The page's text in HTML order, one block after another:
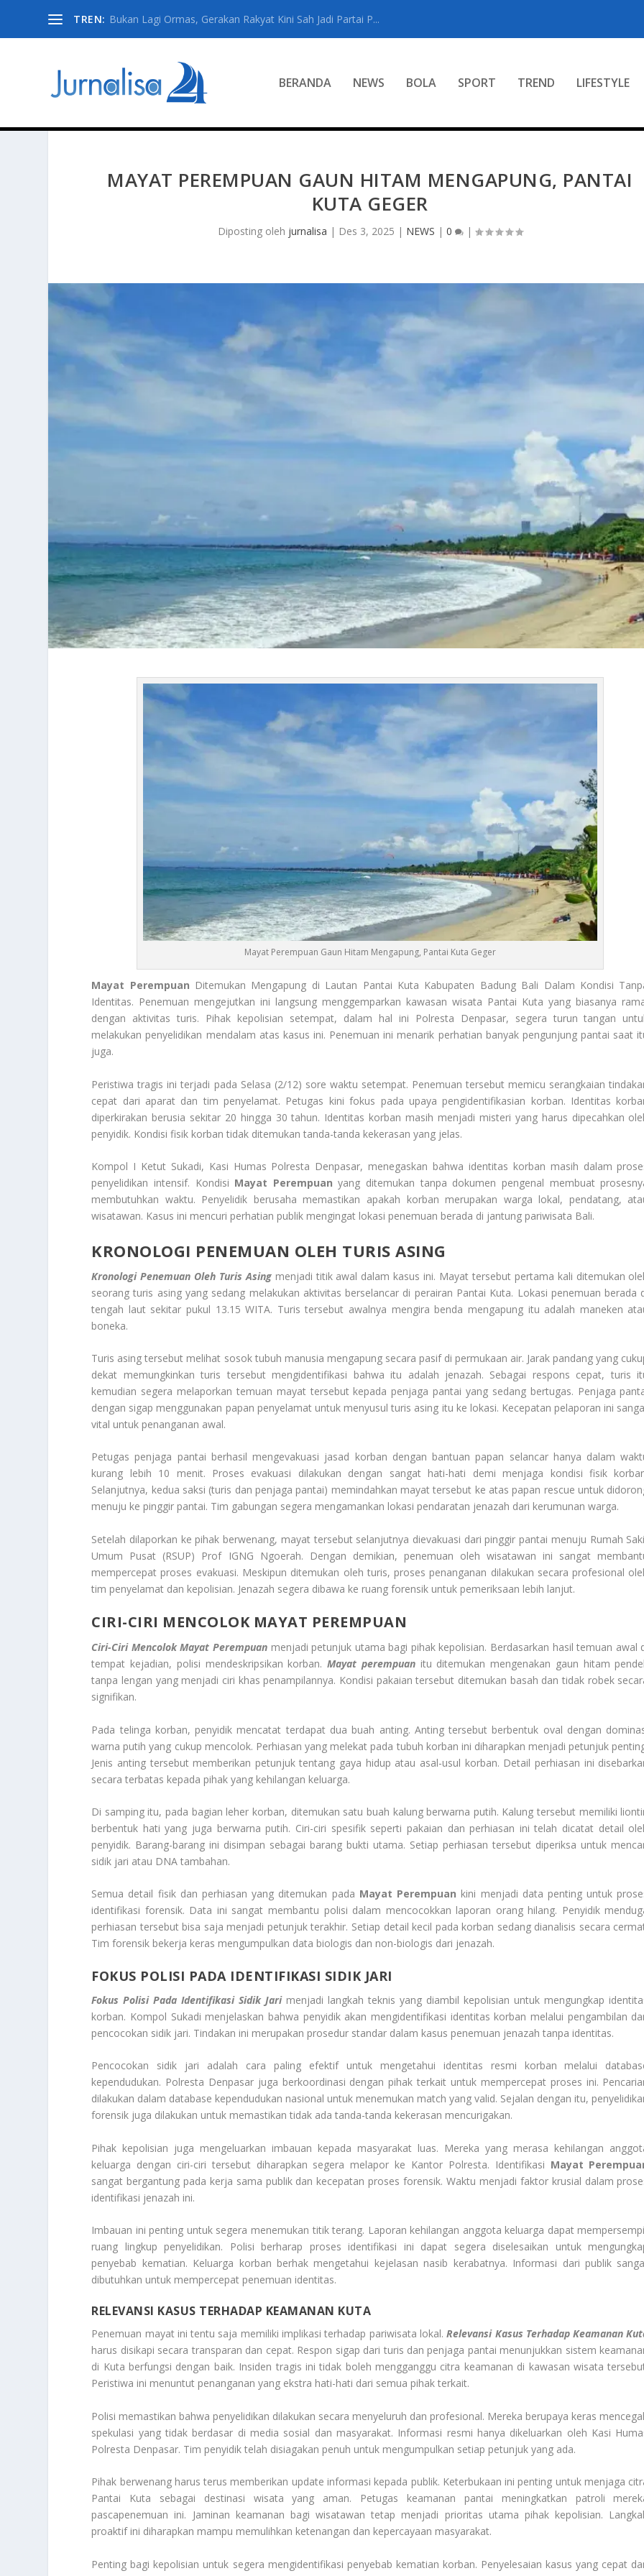
TREN: Bukan Lagi Ormas, Gerakan Rakyat Kini Sah Jadi Partai P...
BERANDA NEWS BOLA SPORT TREND LIFESTYLE
MAYAT PEREMPUAN GAUN HITAM MENGAPUNG, PANTAI
KUTA GEGER
Diposting oleh jurnalisa | Des 3, 2025 | NEWS | 0 |
Mayat Perempuan Gaun Hitam Mengapung, Pantai Kuta Geger
Mayat Perempuan Ditemukan Mengapung di Lautan Pantai Kuta Kabupaten Badung Bali Dalam Kondisi
Identitas. Penemuan mengejutkan ini langsung menggemparkan kawasan wisata Pantai Kuta yang biasanya
dengan aktivitas turis. Pihak kepolisian setempat, dalam hal ini Polresta Denpasar, segera turun tangan
melakukan penyelidikan mendalam atas kasus ini. Penemuan ini menarik perhatian banyak pengunjung pantai saat
juga.
Peristiwa tragis ini terjadi pada Selasa (2/12) sore waktu setempat. Penemuan tersebut memicu serangkaian
cepat dari aparat dan tim penyelamat. Petugas kini fokus pada upaya pengidentifikasian korban. Identitas
diperkirakan berusia sekitar 20 hingga 30 tahun. Identitas korban masih menjadi misteri yang harus dipecahkan
penyidik. Kondisi fisik korban tidak ditemukan tanda-tanda kekerasan yang jelas.
Kompol I Ketut Sukadi, Kasi Humas Polresta Denpasar, menegaskan bahwa identitas korban masih dalam
penyelidikan intensif. Kondisi Mayat Perempuan yang ditemukan tanpa dokumen pengenal membuat
membutuhkan waktu. Penyelidik berusaha memastikan apakah korban merupakan warga lokal, pendatang,
wisatawan. Kasus ini mencuri perhatian publik mengingat lokasi penemuan berada di jantung pariwisata Bali.
KRONOLOGI PENEMUAN OLEH TURIS ASING
Kronologi Penemuan Oleh Turis Asingmenjadi titik awal dalam kasus ini. Mayat tersebut pertama kali ditemukan
seorang turis asing yang sedang melakukan aktivitas berselancar di perairan Pantai Kuta. Lokasi penemuan berada
tengah laut sekitar pukul 13.15 WITA. Turis tersebut awalnya mengira benda mengapung itu adalah maneken
boneka.
Turis asing tersebut melihat sosok tubuh manusia mengapung secara pasif di permukaan air. Jarak pandang yang
dekat memungkinkan turis tersebut mengidentifikasi bahwa itu adalah jenazah. Sebagai respons cepat, turis
kemudian segera melaporkan temuan mayat tersebut kepada penjaga pantai yang sedang bertugas. Penjaga
dengan sigap menggunakan papan penyelamat untuk menyusul turis asing itu ke lokasi. Kecepatan pelaporan ini
vital untuk penanganan awal.
Petugas penjaga pantai berhasil mengevakuasi jasad korban dengan bantuan papan selancar hanya dalam
kurang lebih 10 menit. Proses evakuasi dilakukan dengan sangat hati-hati demi menjaga kondisi fisik
Selanjutnya, kedua saksi (turis dan penjaga pantai) memindahkan mayat tersebut ke atas papan rescue untuk
menuju ke pinggir pantai. Tim gabungan segera mengamankan lokasi pendaratan jenazah dari kerumunan warga.
Setelah dilaporkan ke pihak berwenang, mayat tersebut selanjutnya dievakuasi dari pinggir pantai menuju Rumah
Umum Pusat (RSUP) Prof IGNG Ngoerah. Dengan demikian, penemuan oleh wisatawan ini sangat
mempercepat proses evakuasi. Meskipun ditemukan oleh turis, proses penanganan dilakukan secara profesional
tim penyelamat dan kepolisian. Jenazah segera dibawa ke ruang forensik untuk pemeriksaan lebih lanjut.
CIRI-CIRI MENCOLOK MAYAT PEREMPUAN
Ciri-Ciri Mencolok Mayat Perempuanmenjadi petunjuk utama bagi pihak kepolisian. Berdasarkan hasil temuan awal
tempat kejadian, polisi mendeskripsikan korban.Mayat perempuanitu ditemukan mengenakan gaun hitam
tanpa lengan yang menjadi ciri khas penampilannya. Kondisi pakaian tersebut ditemukan basah dan tidak robek
signifikan.
Pada telinga korban, penyidik mencatat terdapat dua buah anting. Anting tersebut berbentuk oval dengan
warna putih yang cukup mencolok. Perhiasan yang melekat pada tubuh korban ini diharapkan menjadi petunjuk
Jenis anting tersebut memberikan petunjuk tentang gaya hidup atau asal-usul korban. Detail perhiasan ini
secara terbatas kepada pihak yang kehilangan keluarga.
Di samping itu, pada bagian leher korban, ditemukan satu buah kalung berwarna putih. Kalung tersebut memiliki
berbentuk hati yang juga berwarna putih. Ciri-ciri spesifik seperti pakaian dan perhiasan ini telah dicatat detail
penyidik. Barang-barang ini disimpan sebagai barang bukti utama. Setiap perhiasan tersebut diperiksa untuk
sidik jari atau DNA tambahan.
Semua detail fisik dan perhiasan yang ditemukan pada Mayat Perempuan kini menjadi data penting untuk
identifikasi forensik. Data ini sangat membantu polisi dalam mencocokkan laporan orang hilang. Penyidik
perhiasan tersebut bisa saja menjadi petunjuk terakhir. Setiap detail kecil pada korban sedang dianalisis secara
Tim forensik bekerja keras mengumpulkan data biologis dan non-biologis dari jenazah.
FOKUS POLISI PADA IDENTIFIKASI SIDIK JARI
Fokus Polisi Pada Identifikasi Sidik Jarimenjadi langkah teknis yang diambil kepolisian untuk mengungkap
korban. Kompol Sukadi menjelaskan bahwa penyidik akan mengidentifikasi identitas korban melalui pengambilan
pencocokan sidik jari. Tindakan ini merupakan prosedur standar dalam kasus penemuan jenazah tanpa identitas.
Pencocokan sidik jari adalah cara paling efektif untuk mengetahui identitas resmi korban melalui
kependudukan. Polresta Denpasar juga berkoordinasi dengan pihak terkait untuk mempercepat proses ini.
dilakukan dalam database kependudukan nasional untuk menemukan match yang valid. Sejalan dengan itu,
forensik juga dilakukan untuk memastikan tidak ada tanda-tanda kekerasan mencurigakan.
Pihak kepolisian juga mengeluarkan imbauan kepada masyarakat luas. Mereka yang merasa kehilangan
keluarga dengan ciri-ciri tersebut diharapkan segera melapor ke Kantor Polresta. Identifikasi Mayat
sangat bergantung pada kerja sama publik dan kecepatan proses forensik. Waktu menjadi faktor krusial dalam
identifikasi jenazah ini.
Imbauan ini penting untuk segera menemukan titik terang. Laporan kehilangan anggota keluarga dapat
ruang lingkup penyelidikan. Polisi berharap proses identifikasi ini dapat segera diselesaikan untuk
penyebab kematian. Keluarga korban berhak mengetahui kejelasan nasib kerabatnya. Informasi dari publik
dibutuhkan untuk mempercepat penemuan identitas.
RELEVANSI KASUS TERHADAP KEAMANAN KUTA
Penemuan mayat ini tentu saja memiliki implikasi terhadap pariwisata lokal.Relevansi Kasus Terhadap Keamanan
harus disikapi secara transparan dan cepat. Respon sigap dari turis dan penjaga pantai menunjukkan sistem
di Kuta berfungsi dengan baik. Insiden tragis ini tidak boleh mengganggu citra keamanan di kawasan wisata
Peristiwa ini menuntut penanganan yang ekstra hati-hati dari semua pihak terkait.
Polisi memastikan bahwa penyelidikan dilakukan secara menyeluruh dan profesional. Mereka berupaya keras
spekulasi yang tidak berdasar di media sosial dan masyarakat. Informasi resmi hanya dikeluarkan oleh Kasi
Polresta Denpasar. Tim penyidik telah disiagakan penuh untuk mengumpulkan setiap petunjuk yang ada.
Pihak berwenang harus terus memberikan update informasi kepada publik. Keterbukaan ini penting untuk menjaga
Pantai Kuta sebagai destinasi wisata yang aman. Petugas keamanan pantai meningkatkan patroli
pascapenemuan ini. Jaminan keamanan bagi wisatawan tetap menjadi prioritas utama pihak kepolisian.
proaktif ini diharapkan mampu memulihkan ketenangan dan kepercayaan masyarakat.
Penting bagi kepolisian untuk segera mengidentifikasi penyebab kematian korban. Penyelesaian kasus yang cepat